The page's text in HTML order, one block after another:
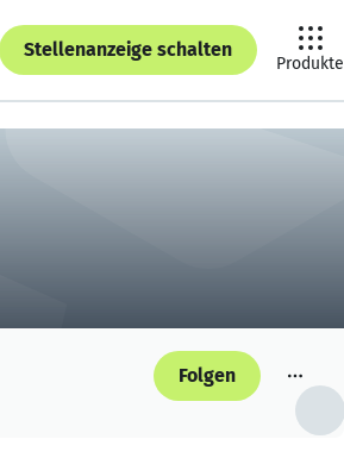
Stellenanzeige schalten
Produkte
Folgen